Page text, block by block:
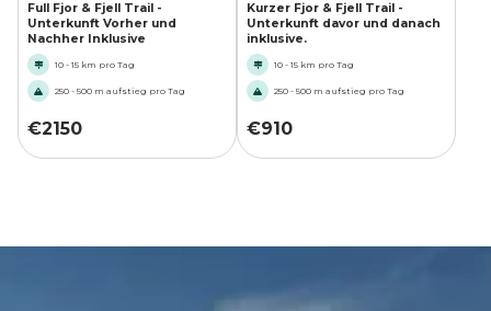
Full Fjor & Fjell Trail -
Unterkunft Vorher und
Nachher Inklusive
10 - 15 km pro Tag
250 - 500 m aufstieg pro Tag
€2150
Kurzer Fjor & Fjell Trail -
Unterkunft davor und danach
inklusive.
10 - 15 km pro Tag
250 - 500 m aufstieg pro Tag
€910